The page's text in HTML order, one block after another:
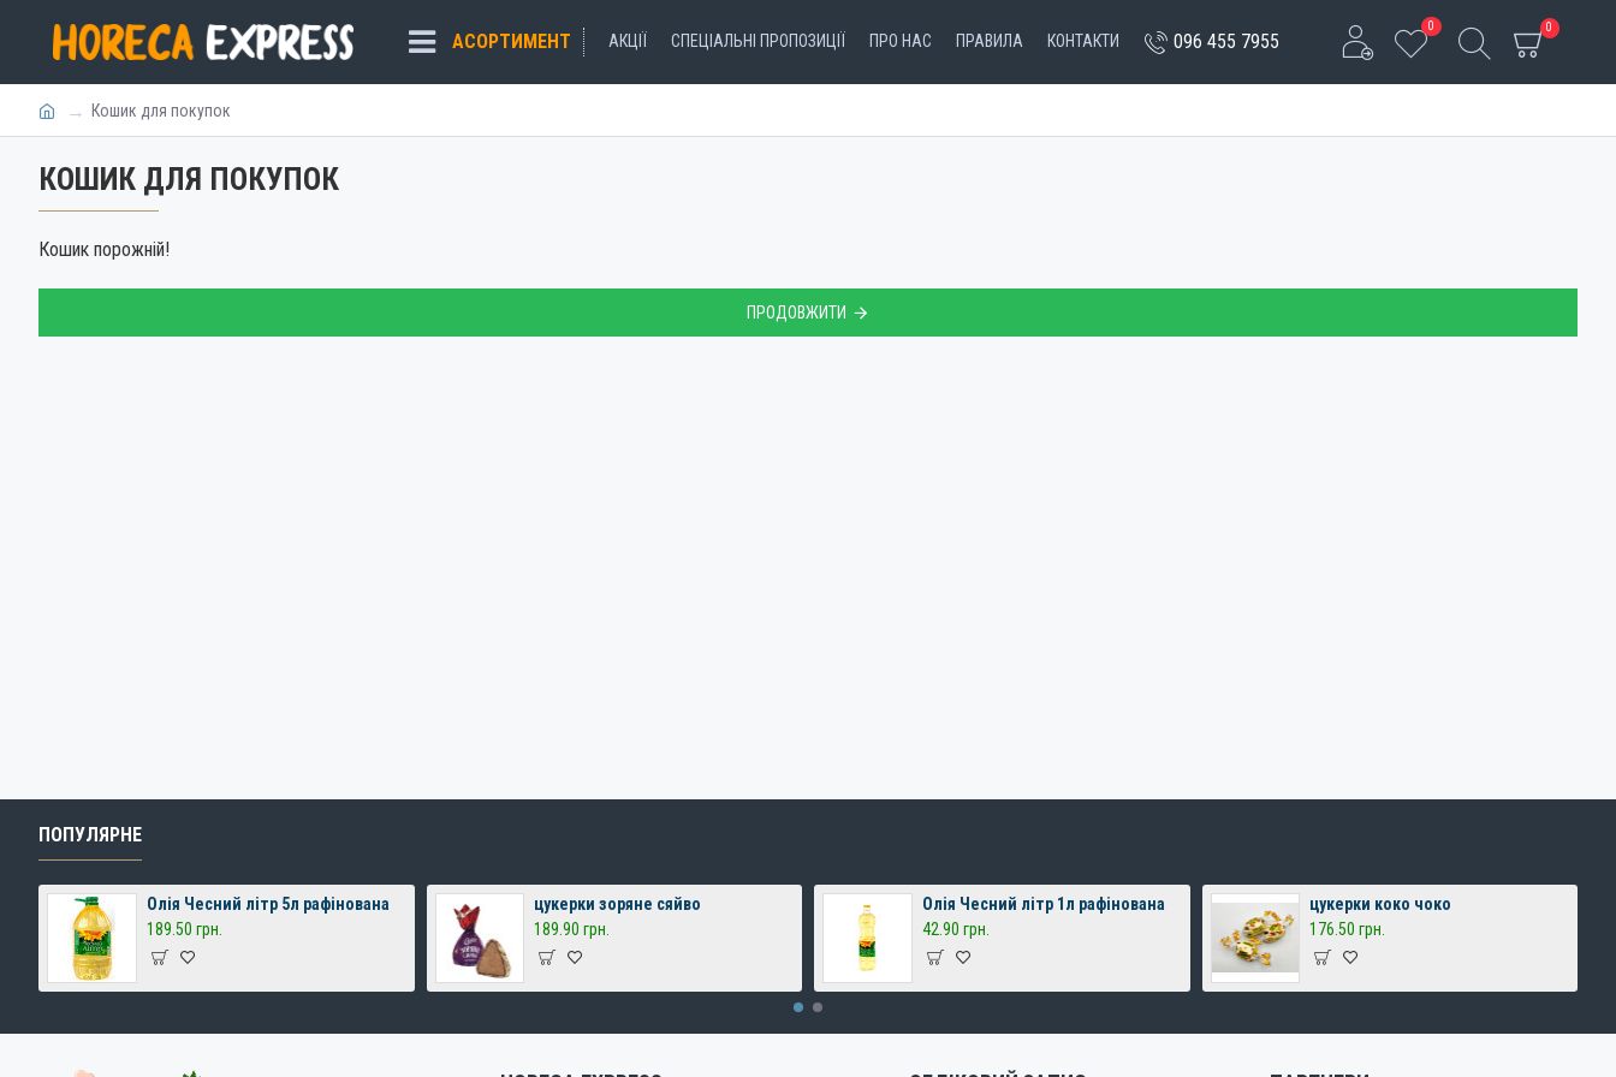
АСОРТИМЕНТ АКЦІЇ СПЕЦІАЛЬНІ ПРОПОЗИЦІЇ ПРО НАС ПРАВИЛА КОНТАКТИ 096 455 7955
0 0
Кошик для покупок
КОШИК ДЛЯ ПОКУПОК
Кошик порожній!
ПРОДОВЖИТИ
ПОПУЛЯРНЕ
Олія Чесний літр 5л рафінована
189.50 грн.
цукерки зоряне сяйво
189.90 грн.
Олія Чесний літр 1л рафінована
42.90 грн.
цукерки коко чоко
176.50 грн.